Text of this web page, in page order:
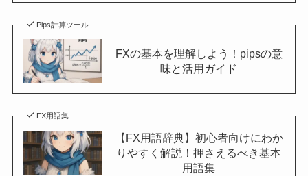
Pips計算ツール
FXの基本を理解しよう！pipsの意
味と活用ガイド
FX用語集
【FX用語辞典】初心者向けにわか
りやすく解説！押さえるべき基本
用語集